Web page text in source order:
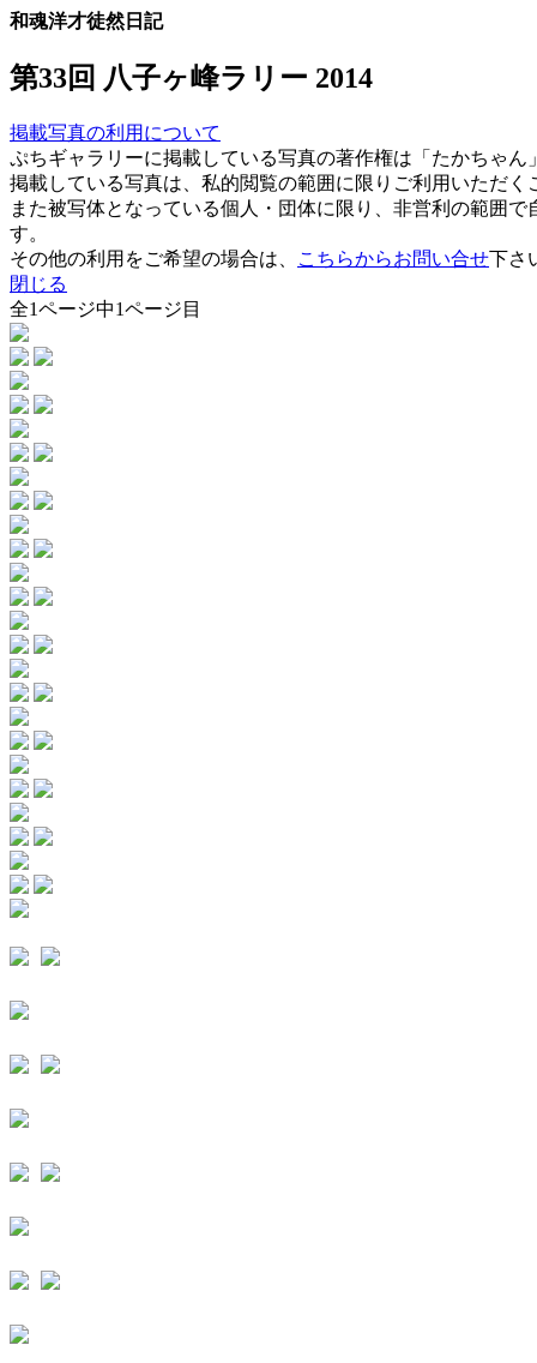
和魂洋才徒然日記
第33回 八子ヶ峰ラリー 2014
掲載写真の利用について
ぷちギャラリーに掲載している写真の著作権は「たかちゃん
掲載している写真は、私的閲覧の範囲に限りご利用いただく
また被写体となっている個人・団体に限り、非営利の範囲
す。
その他の利用をご希望の場合は、
こちらからお問い合せ下さ
閉じる
全1ページ中1ページ目